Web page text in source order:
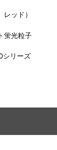
ッド）
蛍光粒子
シリーズ